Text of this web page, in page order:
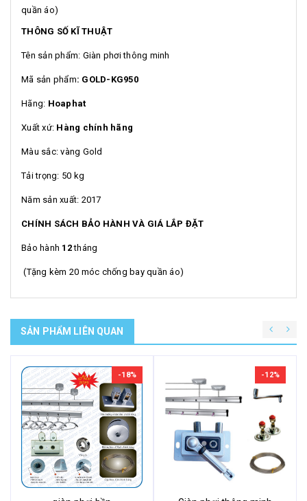
quần áo)
THÔNG SỐ KĨ THUẬT
Tên sản phẩm: Giàn phơi thông minh
Mã sản phẩm: GOLD-KG950
Hãng: Hoaphat
Xuất xứ: Hàng chính hãng
Màu sắc: vàng Gold
Tải trọng: 50 kg
Năm sản xuất: 2017
CHÍNH SÁCH BẢO HÀNH VÀ GIÁ LẮP ĐẶT
Bảo hành 12tháng
(Tặng kèm 20 móc chống bay quần áo)
SẢN PHẨM LIÊN QUAN
-18% -12%